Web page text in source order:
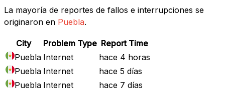
La mayoría de reportes de fallos e interrupciones se
originaron en Puebla.
City Problem Type Report Time
Puebla Internet
hace 4 horas
Puebla Internet
hace 5 días
Puebla Internet
hace 7 días